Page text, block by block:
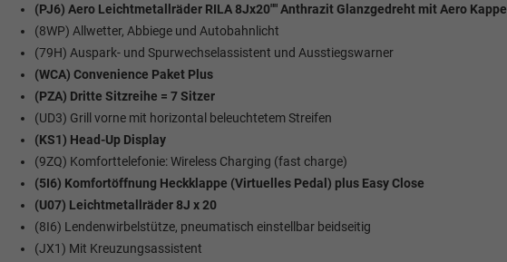
(PJ6) Aero Leichtmetallräder RILA 8Jx20"" Anthrazit Glanzgedreht mit Aero Kappe
(8WP) Allwetter, Abbiege und Autobahnlicht
(79H) Auspark- und Spurwechselassistent und Ausstiegswarner
(WCA) Convenience Paket Plus
(PZA) Dritte Sitzreihe = 7 Sitzer
(UD3) Grill vorne mit horizontal beleuchtetem Streifen
(KS1) Head-Up Display
(9ZQ) Komforttelefonie: Wireless Charging (fast charge)
(5I6) Komfortöffnung Heckklappe (Virtuelles Pedal) plus Easy Close
(U07) Leichtmetallräder 8J x 20
(8I6) Lendenwirbelstütze, pneumatisch einstellbar beidseitig
(JX1) Mit Kreuzungsassistent
Bünyamin Schael